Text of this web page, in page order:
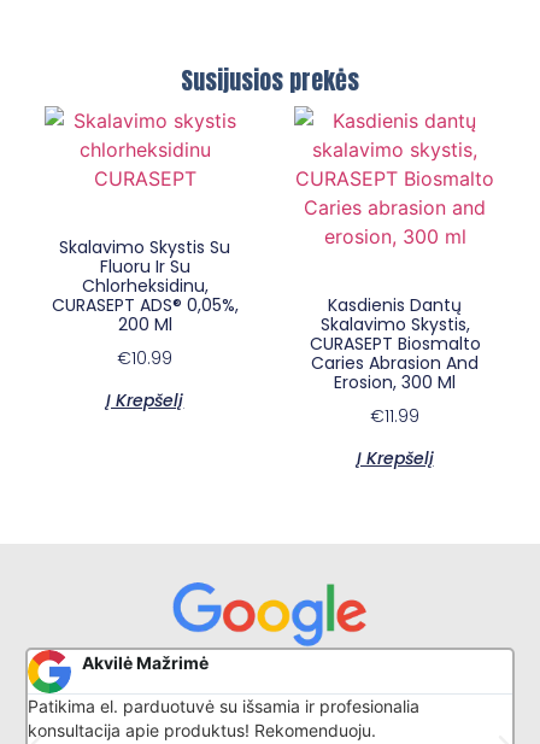
Susijusios prekės
Skalavimo Skystis Su
Fluoru Ir Su
Chlorheksidinu,
CURASEPT ADS® 0,05%,
200 Ml
€10.99
Į Krepšelį
Kasdienis Dantų
Skalavimo Skystis,
CURASEPT Biosmalto
Caries Abrasion And
Erosion, 300 Ml
€11.99
Į Krepšelį
Akvilė Mažrimė
Patikima el. parduotuvė su išsamia ir profesionalia
konsultacija apie produktus! Rekomenduoju.